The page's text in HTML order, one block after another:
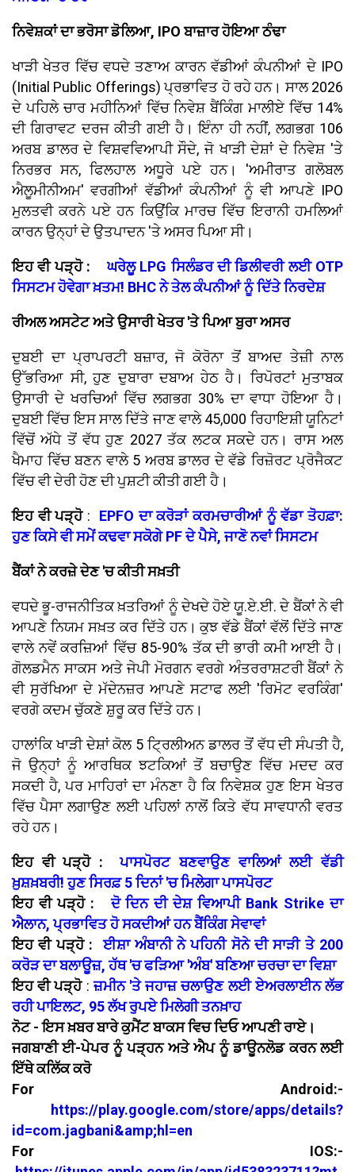
ਨਿਵੇਸ਼ਕਾਂ ਦਾ ਭਰੋਸਾ ਡੋਲਿਆ, IPO ਬਾਜ਼ਾਰ ਹੋਇਆ ਠੰਢਾ
ਖਾੜੀ ਖੇਤਰ ਵਿੱਚ ਵਧਦੇ ਤਣਾਅ ਕਾਰਨ ਵੱਡੀਆਂ ਕੰਪਨੀਆਂ ਦੇ IPO
(Initial Public Offerings) ਪ੍ਰਭਾਵਿਤ ਹੋ ਰਹੇ ਹਨ। ਸਾਲ 2026
ਦੇ ਪਹਿਲੇ ਚਾਰ ਮਹੀਨਿਆਂ ਵਿੱਚ ਨਿਵੇਸ਼ ਬੈਂਕਿੰਗ ਮਾਲੀਏ ਵਿੱਚ 14%
ਦੀ ਗਿਰਾਵਟ ਦਰਜ ਕੀਤੀ ਗਈ ਹੈ। ਇੰਨਾ ਹੀ ਨਹੀਂ, ਲਗਭਗ 106
ਅਰਬ ਡਾਲਰ ਦੇ ਵਿਸ਼ਵਵਿਆਪੀ ਸੌਦੇ, ਜੋ ਖਾੜੀ ਦੇਸ਼ਾਂ ਦੇ ਨਿਵੇਸ਼ 'ਤੇ
ਨਿਰਭਰ ਸਨ, ਫਿਲਹਾਲ ਅਧੂਰੇ ਪਏ ਹਨ। 'ਅਮੀਰਾਤ ਗਲੋਬਲ
ਐਲੂਮੀਨੀਅਮ' ਵਰਗੀਆਂ ਵੱਡੀਆਂ ਕੰਪਨੀਆਂ ਨੂੰ ਵੀ ਆਪਣੇ IPO
ਮੁਲਤਵੀ ਕਰਨੇ ਪਏ ਹਨ ਕਿਉਂਕਿ ਮਾਰਚ ਵਿੱਚ ਇਰਾਨੀ ਹਮਲਿਆਂ
ਕਾਰਨ ਉਨ੍ਹਾਂ ਦੇ ਉਤਪਾਦਨ 'ਤੇ ਅਸਰ ਪਿਆ ਸੀ।
ਇਹ ਵੀ ਪੜ੍ਹੋ :
ਘਰੇਲੂ LPG ਸਿਲੰਡਰ ਦੀ ਡਿਲੀਵਰੀ ਲਈ OTP
ਸਿਸਟਮ ਹੋਵੇਗਾ ਖ਼ਤਮ! BHC ਨੇ ਤੇਲ ਕੰਪਨੀਆਂ ਨੂੰ ਦਿੱਤੇ ਨਿਰਦੇਸ਼
ਰੀਅਲ ਅਸਟੇਟ ਅਤੇ ਉਸਾਰੀ ਖੇਤਰ 'ਤੇ ਪਿਆ ਬੁਰਾ ਅਸਰ
ਦੁਬਈ ਦਾ ਪ੍ਰਾਪਰਟੀ ਬਜ਼ਾਰ, ਜੋ ਕੋਰੋਨਾ ਤੋਂ ਬਾਅਦ ਤੇਜ਼ੀ ਨਾਲ
ਉੱਭਰਿਆ ਸੀ, ਹੁਣ ਦੁਬਾਰਾ ਦਬਾਅ ਹੇਠ ਹੈ। ਰਿਪੋਰਟਾਂ ਮੁਤਾਬਕ
ਉਸਾਰੀ ਦੇ ਖਰਚਿਆਂ ਵਿੱਚ ਲਗਭਗ 30% ਦਾ ਵਾਧਾ ਹੋਇਆ ਹੈ।
ਦੁਬਈ ਵਿੱਚ ਇਸ ਸਾਲ ਦਿੱਤੇ ਜਾਣ ਵਾਲੇ 45,000 ਰਿਹਾਇਸ਼ੀ ਯੂਨਿਟਾਂ
ਵਿੱਚੋਂ ਅੱਧੇ ਤੋਂ ਵੱਧ ਹੁਣ 2027 ਤੱਕ ਲਟਕ ਸਕਦੇ ਹਨ। ਰਾਸ ਅਲ
ਖੈਮਾਹ ਵਿੱਚ ਬਣਨ ਵਾਲੇ 5 ਅਰਬ ਡਾਲਰ ਦੇ ਵੱਡੇ ਰਿਜ਼ੋਰਟ ਪ੍ਰੋਜੈਕਟ
ਵਿੱਚ ਵੀ ਦੇਰੀ ਹੋਣ ਦੀ ਪੁਸ਼ਟੀ ਕੀਤੀ ਗਈ ਹੈ।
ਇਹ ਵੀ ਪੜ੍ਹੋ: EPFO ਦਾ ਕਰੋੜਾਂ ਕਰਮਚਾਰੀਆਂ ਨੂੰ ਵੱਡਾ ਤੋਹਫ਼ਾ:
ਹੁਣ ਕਿਸੇ ਵੀ ਸਮੇਂ ਕਢਵਾ ਸਕੋਗੇ PF ਦੇ ਪੈਸੇ, ਜਾਣੋ ਨਵਾਂ ਸਿਸਟਮ
ਬੈਂਕਾਂ ਨੇ ਕਰਜ਼ੇ ਦੇਣ 'ਚ ਕੀਤੀ ਸਖ਼ਤੀ
ਵਧਦੇ ਭੂ-ਰਾਜਨੀਤਿਕ ਖ਼ਤਰਿਆਂ ਨੂੰ ਦੇਖਦੇ ਹੋਏ ਯੂ.ਏ.ਈ. ਦੇ ਬੈਂਕਾਂ ਨੇ ਵੀ
ਆਪਣੇ ਨਿਯਮ ਸਖ਼ਤ ਕਰ ਦਿੱਤੇ ਹਨ। ਕੁਝ ਵੱਡੇ ਬੈਂਕਾਂ ਵੱਲੋਂ ਦਿੱਤੇ ਜਾਣ
ਵਾਲੇ ਨਵੇਂ ਕਰਜ਼ਿਆਂ ਵਿੱਚ 85-90% ਤੱਕ ਦੀ ਭਾਰੀ ਕਮੀ ਆਈ ਹੈ।
ਗੋਲਡਮੈਨ ਸਾਕਸ ਅਤੇ ਜੇਪੀ ਮੋਰਗਨ ਵਰਗੇ ਅੰਤਰਰਾਸ਼ਟਰੀ ਬੈਂਕਾਂ ਨੇ
ਵੀ ਸੁਰੱਖਿਆ ਦੇ ਮੱਦੇਨਜ਼ਰ ਆਪਣੇ ਸਟਾਫ ਲਈ 'ਰਿਮੋਟ ਵਰਕਿੰਗ'
ਵਰਗੇ ਕਦਮ ਚੁੱਕਣੇ ਸ਼ੁਰੂ ਕਰ ਦਿੱਤੇ ਹਨ।
ਹਾਲਾਂਕਿ ਖਾੜੀ ਦੇਸ਼ਾਂ ਕੋਲ 5 ਟ੍ਰਿਲੀਅਨ ਡਾਲਰ ਤੋਂ ਵੱਧ ਦੀ ਸੰਪਤੀ ਹੈ,
ਜੋ ਉਨ੍ਹਾਂ ਨੂੰ ਆਰਥਿਕ ਝਟਕਿਆਂ ਤੋਂ ਬਚਾਉਣ ਵਿੱਚ ਮਦਦ ਕਰ
ਸਕਦੀ ਹੈ, ਪਰ ਮਾਹਿਰਾਂ ਦਾ ਮੰਨਣਾ ਹੈ ਕਿ ਨਿਵੇਸ਼ਕ ਹੁਣ ਇਸ ਖੇਤਰ
ਵਿੱਚ ਪੈਸਾ ਲਗਾਉਣ ਲਈ ਪਹਿਲਾਂ ਨਾਲੋਂ ਕਿਤੇ ਵੱਧ ਸਾਵਧਾਨੀ ਵਰਤ
ਰਹੇ ਹਨ।
ਇਹ ਵੀ ਪੜ੍ਹੋ :
ਪਾਸਪੋਰਟ ਬਣਵਾਉਣ ਵਾਲਿਆਂ ਲਈ ਵੱਡੀ
ਖ਼ੁਸ਼ਖ਼ਬਰੀ! ਹੁਣ ਸਿਰਫ਼ 5 ਦਿਨਾਂ 'ਚ ਮਿਲੇਗਾ ਪਾਸਪੋਰਟ
ਇਹ ਵੀ ਪੜ੍ਹੋ :
ਦੋ ਦਿਨ ਦੀ ਦੇਸ਼ ਵਿਆਪੀ Bank Strike ਦਾ
ਐਲਾਨ, ਪ੍ਰਭਾਵਿਤ ਹੋ ਸਕਦੀਆਂ ਹਨ ਬੈਂਕਿੰਗ ਸੇਵਾਵਾਂ
ਇਹ ਵੀ ਪੜ੍ਹੋ :ਈਸ਼ਾ ਅੰਬਾਨੀ ਨੇ ਪਹਿਨੀ ਸੋਨੇ ਦੀ ਸਾੜੀ ਤੇ 200
ਕਰੋੜ ਦਾ ਬਲਾਊਜ਼, ਹੱਥ 'ਚ ਫੜਿਆ 'ਅੰਬ' ਬਣਿਆ ਚਰਚਾ ਦਾ ਵਿਸ਼ਾ
ਇਹ ਵੀ ਪੜ੍ਹੋ:ਜ਼ਮੀਨ 'ਤੇ ਜਹਾਜ਼ ਚਲਾਉਣ ਲਈ ਏਅਰਲਾਈਨ ਲੱਭ
ਰਹੀ ਪਾਇਲਟ, 95 ਲੱਖ ਰੁਪਏ ਮਿਲੇਗੀ ਤਨਖ਼ਾਹ
ਨੋਟ - ਇਸ ਖ਼ਬਰ ਬਾਰੇ ਕੁਮੈਂਟ ਬਾਕਸ ਵਿਚ ਦਿਓ ਆਪਣੀ ਰਾਏ।
ਜਗਬਾਣੀ ਈ-ਪੇਪਰ ਨੂੰ ਪੜ੍ਹਨ ਅਤੇ ਐਪ ਨੂੰ ਡਾਊਨਲੋਡ ਕਰਨ ਲਈ
ਇੱਥੇ ਕਲਿੱਕ ਕਰੋ
For Android:-
https://play.google.com/store/apps/details?
id=com.jagbani&amp;hl=en
For IOS:-